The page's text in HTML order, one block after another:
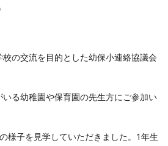
の交流を目的とした幼保小連絡協議会
る幼稚園や保育園の先生方にご参加い
様子を見学していただきました。1年生